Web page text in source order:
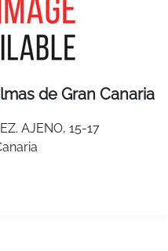
de Gran Canaria
AJENO, 15-17